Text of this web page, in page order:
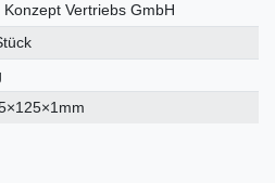
Konzept Vertriebs GmbH